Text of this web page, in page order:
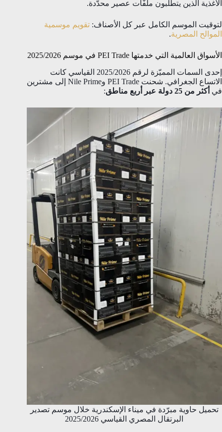
الأغذية الذين يتطلّبون ملفّات عصير محدّدة.
لتوقيت الموسم الكامل عبر كل الأصناف: تقويم موسمية
الموالح المصرية.
الأسواق العالمية التي خدمتها PEI Trade في موسم 2025/2026
إحدى السمات المميّزة لرقم 2025/2026 القياسي كانت
الاتساع الجغرافي. شحنت PEI Trade وNile Prime إلى مشترين
في أكثر من 25 دولة عبر أربع مناطق :
تحميل حاوية مبرّدة في ميناء الإسكندرية خلال موسم تصدير
البرتقال المصري القياسي 2025/2026